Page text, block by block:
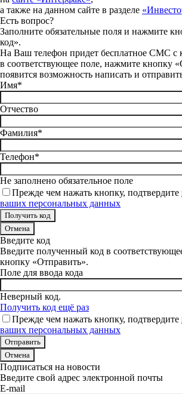
а также на данном сайте в разделе
Есть вопрос?
Заполните обязательные поля и нажмите
код».
На Ваш телефон придет бесплатное СМС с
в соответствующее поле, нажмите кнопку
появится возможность написать и
Имя*
Отчество
Фамилия*
Телефон*
Не заполнено обязательное поле
Прежде чем нажать кнопку, подтвердите
ваших персональных данных
Отмена
Введите код
Введите полученный код в
кнопку «Отправить».
Поле для ввода кода
Неверный код.
Получить код ещё раз
Прежде чем нажать кнопку, подтвердите
ваших персональных данных
Отмена
Подписаться на новости
Введите свой адрес электронной почты
E-mail